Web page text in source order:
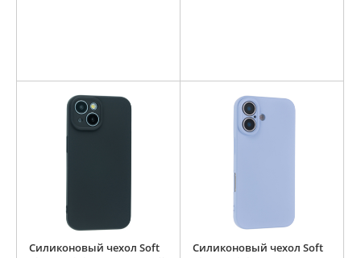
Силиконовый чехол Soft
Силиконовый чехол Soft